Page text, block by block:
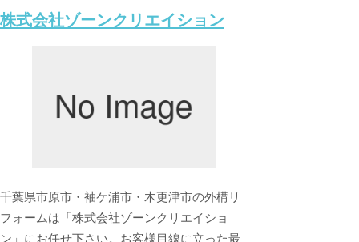
株式会社ゾーンクリエイション
千葉県市原市・袖ケ浦市・木更津市の外構リ
フォームは「株式会社ゾーンクリエイショ
ン」にお任せ下さい。お客様目線に立った最